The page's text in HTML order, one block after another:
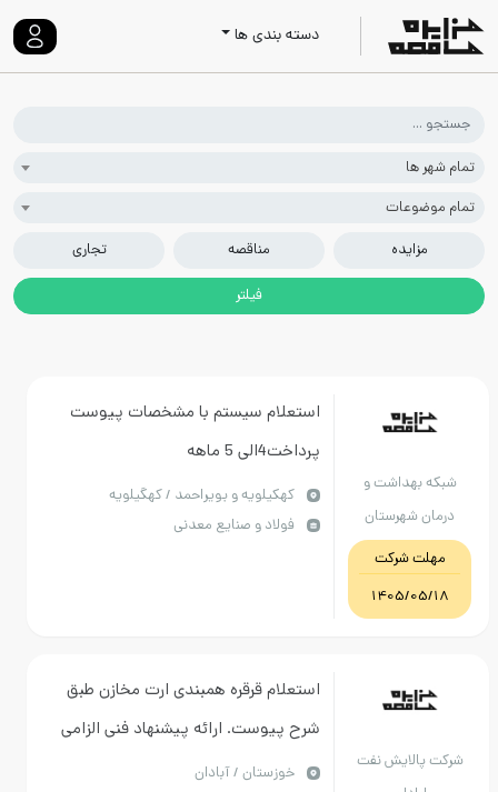
دسته بندی ها
و
استعلام سیستم با مشخصات پیوست
كهكيلويه و بويراحمد / کهگیلویه
فولاد و صنایع معدنی
نفت
استعلام قرقره همبندی ارت مخازن طبق
شرح پیوست. ارائه پیشنهاد فنی الزامی
میباشد. کارشناس فنی مهندس سرشاد
خوزستان / آبادان